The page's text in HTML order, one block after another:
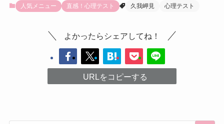
人気メニュー 直感！心理テスト 久我岬見 心理テスト
よかったらシェアしてね！
URLをコピーする